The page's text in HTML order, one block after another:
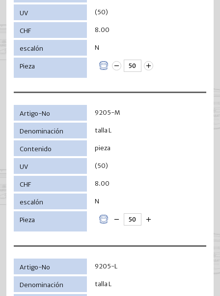
(50)
8.00
N
9205-M
talla L
pieza
(50)
8.00
N
9205-L
talla L